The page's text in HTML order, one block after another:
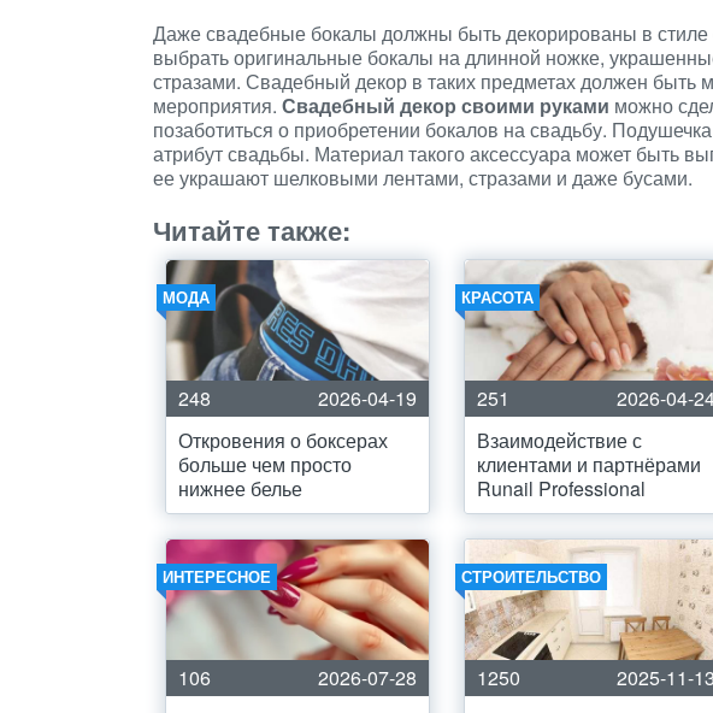
Даже свадебные бокалы должны быть декорированы в
выбрать оригинальные бокалы на длинной ножке,
стразами. Свадебный декор в таких предметах должен быть
мероприятия. Свадебный декор своими руками можно
позаботиться о приобретении бокалов на свадьбу.
атрибут свадьбы. Материал такого аксессуара может быть
ее украшают шелковыми лентами, стразами и даже бусами.
Читайте также:
МОДА
248
2026-04-19
Откровения о боксерах
больше чем просто
нижнее белье
КРАСОТА
251
2026-04-
Взаимодействие с
клиентами и партнёрами
Runail Professional
ИНТЕРЕСНОЕ
106
2026-07-28
СТРОИТЕЛЬСТВО
1250
2025-11-13